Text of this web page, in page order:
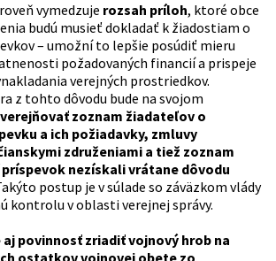
vymedzuje rozsah príloh, ktoré obce
budú musieť dokladať k žiadostiam o
– umožní to lepšie posúdiť mieru
požadovaných financií a prispeje
verejných prostriedkov.
z tohto dôvodu bude na svojom
zoznam žiadateľov o
a ich požiadavky, zmluvy
združeniami a tiež zoznam
nezískali vrátane dôvodu
postup je v súlade so záväzkom vlády
kontrolu v oblasti verejnej správy.
aj povinnosť zriadiť vojnový hrob na